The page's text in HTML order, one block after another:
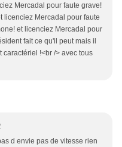
Mercadal pour faute grave!
licenciez Mercadal pour faute
et licenciez Mercadal pour
fait ce qu'il peut mais il
caractériel !<br /> avec tous
d envie pas de vitesse rien